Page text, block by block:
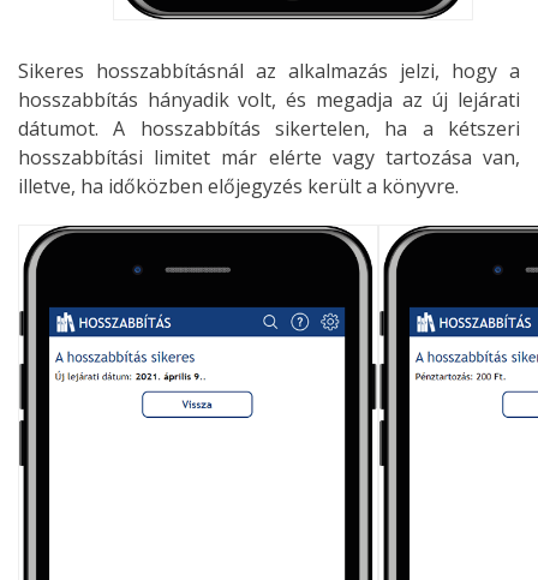
Sikeres hosszabbításnál az alkalmazás jelzi, hogy a
hosszabbítás hányadik volt, és megadja az új lejárati
dátumot. A hosszabbítás sikertelen, ha a kétszeri
hosszabbítási limitet már elérte vagy tartozása van,
illetve, ha időközben előjegyzés került a könyvre.